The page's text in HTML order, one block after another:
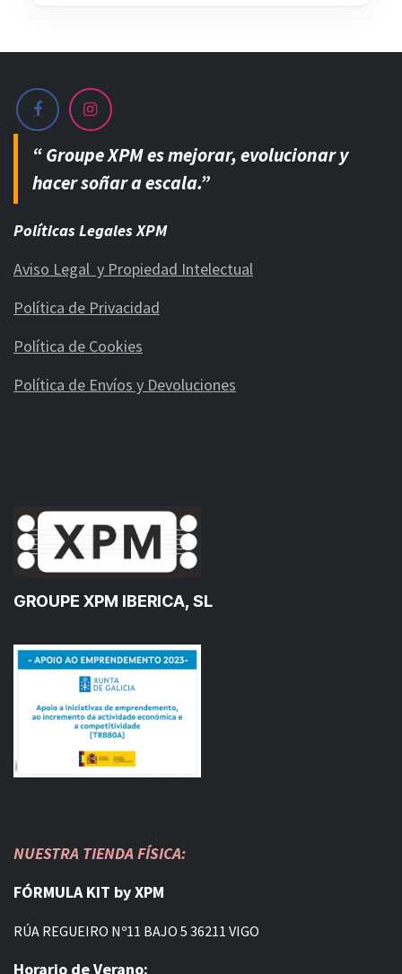
“ Groupe XPM es mejorar, evolucionar y
hacer soñar a escala.”
Políticas Legales XPM
Aviso Legal y Propiedad Intelectual
Política de Privacidad
Política de Cookies
Política de Envíos y Devoluciones
GROUPE XPM IBERICA, SL
NUESTRA TIENDA FÍSICA:
FÓRMULA KIT by XPM
RÚA REGUEIRO Nº11 BAJO 5 36211 VIGO
Horario de Verano: